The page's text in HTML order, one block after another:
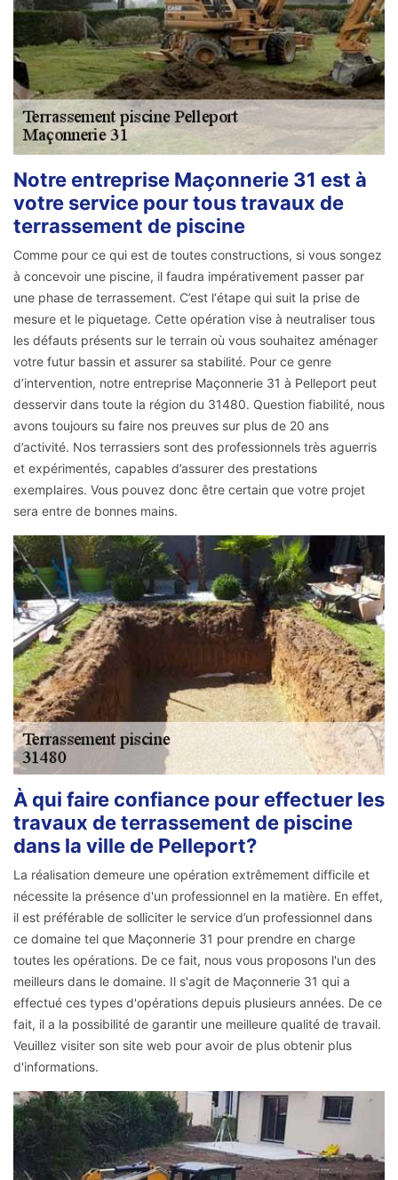
Notre entreprise Maçonnerie 31 est à
votre service pour tous travaux de
terrassement de piscine
Comme pour ce qui est de toutes constructions, si vous songez
à concevoir une piscine, il faudra impérativement passer par
une phase de terrassement. C’est l‘étape qui suit la prise de
mesure et le piquetage. Cette opération vise à neutraliser tous
les défauts présents sur le terrain où vous souhaitez aménager
votre futur bassin et assurer sa stabilité. Pour ce genre
d’intervention, notre entreprise Maçonnerie 31 à Pelleport peut
desservir dans toute la région du 31480. Question fiabilité, nous
avons toujours su faire nos preuves sur plus de 20 ans
d’activité. Nos terrassiers sont des professionnels très aguerris
et expérimentés, capables d’assurer des prestations
exemplaires. Vous pouvez donc être certain que votre projet
sera entre de bonnes mains.
À qui faire confiance pour effectuer les
travaux de terrassement de piscine
dans la ville de Pelleport?
La réalisation demeure une opération extrêmement difficile et
nécessite la présence d'un professionnel en la matière. En effet,
il est préférable de solliciter le service d’un professionnel dans
ce domaine tel que Maçonnerie 31 pour prendre en charge
toutes les opérations. De ce fait, nous vous proposons l'un des
meilleurs dans le domaine. Il s'agit de Maçonnerie 31 qui a
effectué ces types d'opérations depuis plusieurs années. De ce
fait, il a la possibilité de garantir une meilleure qualité de travail.
Veuillez visiter son site web pour avoir de plus obtenir plus
d'informations.